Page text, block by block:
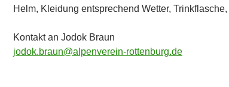
Helm, Kleidung entsprechend Wetter,
Kontakt an Jodok Braun
jodok.braun@alpenverein-rottenburg.de